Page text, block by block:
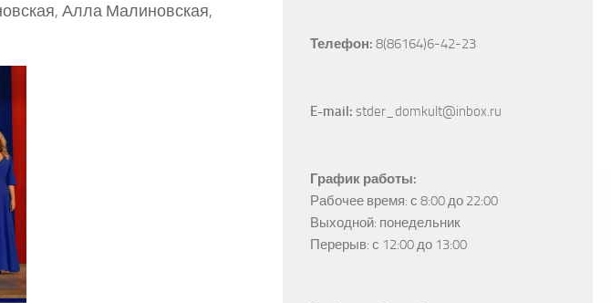
Алла Малиновская,
Телефон: 8(86164)6-42-23
E-mail: stder_domkult@inbox.ru
График работы:
Рабочее время: с 8:00 до 22:00
Выходной: понедельник
Перерыв: с 12:00 до 13:00